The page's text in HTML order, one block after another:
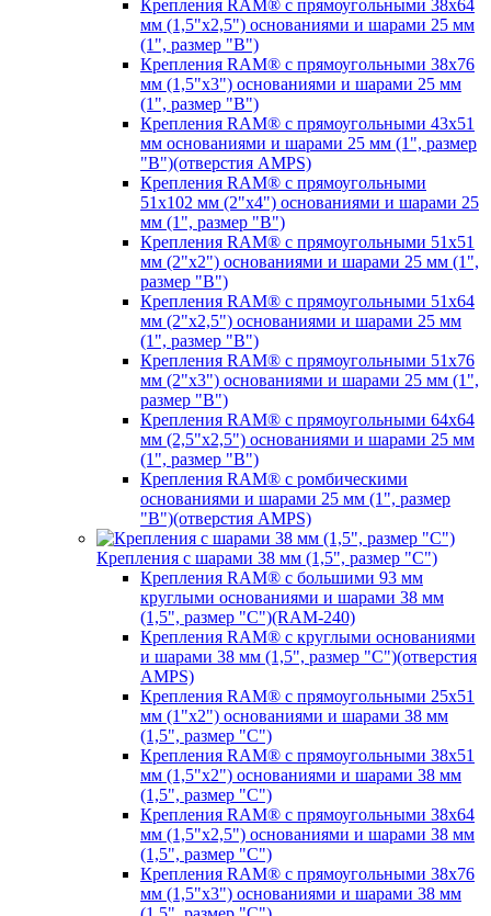
Крепления RAM® с прямоугольными 38х64
мм (1,5"х2,5") основаниями и шарами 25 мм
(1", размер "B")
Крепления RAM® с прямоугольными 38х76
мм (1,5"х3") основаниями и шарами 25 мм
(1", размер "B")
Крепления RAM® с прямоугольными 43x51
мм основаниями и шарами 25 мм (1", размер
"B")(отверстия AMPS)
Крепления RAM® с прямоугольными
51х102 мм (2"х4") основаниями и шарами 25
мм (1", размер "B")
Крепления RAM® с прямоугольными 51х51
мм (2"х2") основаниями и шарами 25 мм (1",
размер "B")
Крепления RAM® с прямоугольными 51х64
мм (2"х2,5") основаниями и шарами 25 мм
(1", размер "B")
Крепления RAM® с прямоугольными 51х76
мм (2"х3") основаниями и шарами 25 мм (1",
размер "B")
Крепления RAM® с прямоугольными 64х64
мм (2,5"х2,5") основаниями и шарами 25 мм
(1", размер "B")
Крепления RAM® с ромбическими
основаниями и шарами 25 мм (1", размер
"B")(отверстия AMPS)
Крепления с шарами 38 мм (1,5", размер "C")
Крепления RAM® с большими 93 мм
круглыми основаниями и шарами 38 мм
(1,5", размер "C")(RAM-240)
Крепления RAM® с круглыми основаниями
и шарами 38 мм (1,5", размер "C")(отверстия
AMPS)
Крепления RAM® с прямоугольными 25х51
мм (1"х2") основаниями и шарами 38 мм
(1,5", размер "C")
Крепления RAM® с прямоугольными 38х51
мм (1,5"х2") основаниями и шарами 38 мм
(1,5", размер "C")
Крепления RAM® с прямоугольными 38х64
мм (1,5"х2,5") основаниями и шарами 38 мм
(1,5", размер "C")
Крепления RAM® с прямоугольными 38х76
мм (1,5"х3") основаниями и шарами 38 мм